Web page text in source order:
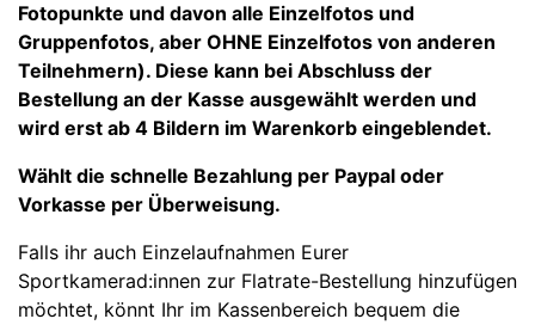
Fotopunkte und davon alle Einzelfotos und
Gruppenfotos, aber OHNE Einzelfotos von anderen
Teilnehmern). Diese kann bei Abschluss der
Bestellung an der Kasse ausgewählt werden und
wird erst ab 4 Bildern im Warenkorb eingeblendet.
Wählt die schnelle Bezahlung per Paypal oder
Vorkasse per Überweisung.
Falls ihr auch Einzelaufnahmen Eurer
Sportkamerad:innen zur Flatrate-Bestellung hinzufügen
möchtet, könnt Ihr im Kassenbereich bequem die